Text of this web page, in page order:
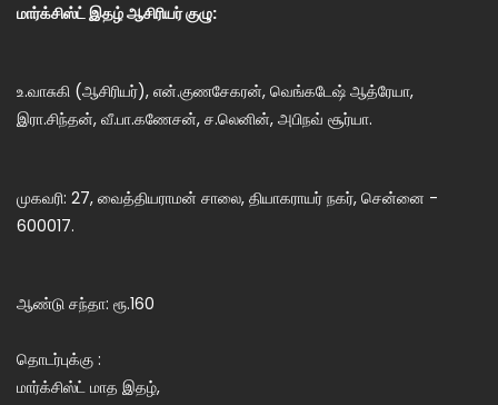
மார்க்சிஸ்ட் இதழ் ஆசிரியர் குழு:
உ.வாசுகி (ஆசிரியர்), என்.குணசேகரன், வெங்கடேஷ் ஆத்ரேயா,
இரா.சிந்தன், வீ.பா.கணேசன், ச.லெனின், அபிநவ் சூர்யா.
முகவரி: 27, வைத்தியராமன் சாலை, தியாகராயர் நகர், சென்னை -
600017.
ஆண்டு சந்தா: ரூ.160
தொடர்புக்கு :
மார்க்சிஸ்ட் மாத இதழ்,